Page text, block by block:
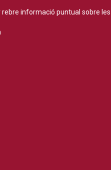
rebre informació puntual sobre